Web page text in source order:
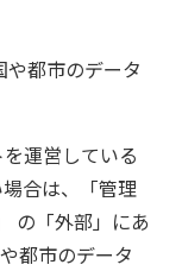
や都市のデータ
運営している
合は、「管理
の「外部」にあ
都市のデータ